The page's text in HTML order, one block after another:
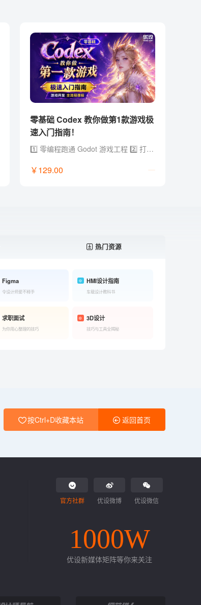
零基础 Codex 教你做第1款游戏极
速入门指南！
1️⃣ 零编程跑通 Godot 游戏工程 2️⃣ 打通 GPT、即梦、Lovart、Codex、Godot 工具链 3️⃣ 把零散 AI 素材整合成可交互、可运行的游戏项目 4️⃣ 配套提示词、开发模板、skill 文档和学习群答疑
￥129.00
热门资源
Figma
令设计师爱不释手
HMI设计指南
车载设计教科书
求职面试
为你用心整理的技巧
3D设计
技巧与工具全揭秘
按Ctrl+D收藏本站 返回首页
官方社群 优设微博 优设微信
1000W
优设新媒体矩阵等你来关注